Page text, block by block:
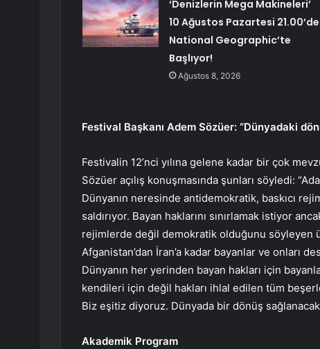
‘Denizlerin Mega Makineleri’
10 Ağustos Pazartesi 21.00’de
National Geographic’te
Başlıyor!
Ağustos 8, 2026
Festival Başkanı Adem Sözüer: “Dünyadaki
Festivalin 12’nci yılına gelene kadar bir çok
Sözüer açılış konuşmasında şunları söyledi: “
Dünyanın neresinde antidemokratik, baskıcı
saldırıyor. Bayan haklarını sınırlamak istiyor
rejimlerde değil demokratik olduğunu söyleyen
Afganistan’dan İran’a kadar bayanlar ve onları
Dünyanın her yerinden bayan hakları için
kendileri için değil hakları ihlal edilen tüm
Biz eşitiz diyoruz. Dünyada bir dönüş
Akademik Program